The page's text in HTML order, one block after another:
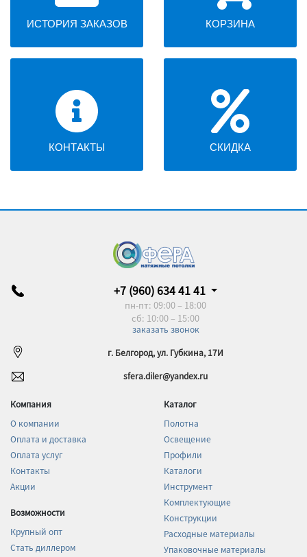
ИСТОРИЯ ЗАКАЗОВ КОРЗИНА
КОНТАКТЫ СКИДКА
+7 (960) 634 41 41
пн-пт: 09:00 – 18:00
сб: 10:00 – 15:00
заказать звонок
г. Белгород, ул. Губкина, 17И
sfera.diler@yandex.ru
Компания
О компании
Оплата и доставка
Оплата услуг
Контакты
Акции
Возможности
Крупный опт
Стать диллером
Каталог
Полотна
Освещение
Профили
Каталоги
Инструмент
Комплектующие
Конструкции
Расходные материалы
Упаковочные материалы